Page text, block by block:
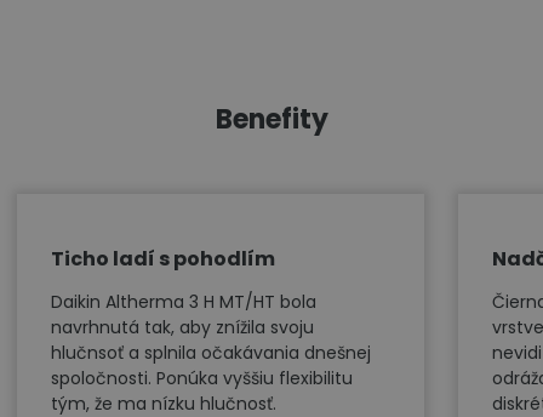
Benefity
Ticho ladí s pohodlím
Daikin Altherma 3 H MT/HT bola
navrhnutá tak, aby znížila svoju
hlučnsoť a splnila očakávania dnešnej
spoločnosti. Ponúka vyššiu flexibilitu
tým, že ma nízku hlučnosť.